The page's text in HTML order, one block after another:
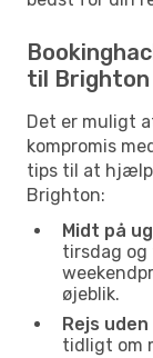
til Brighton
Det er muligt
kompromis
tips til at
Brighton:
Midt på
tirsdag og
øjeblik.
Rejs
tidligt om